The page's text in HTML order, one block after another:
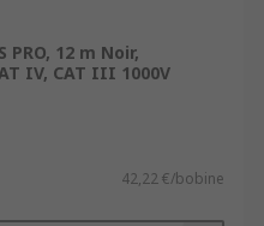
12 m Noir,
IV, CAT III 1000V
42,22 €/bobine